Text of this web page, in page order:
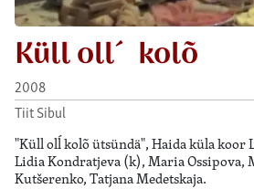
Küll oll´ kolõ
2008
Tiit Sibul
"Küll olĺ kolõ ütsündä", Haida küla koor
Lidia Kondratjeva (k), Maria Ossipova,
Kutšerenko, Tatjana Medetskaja.